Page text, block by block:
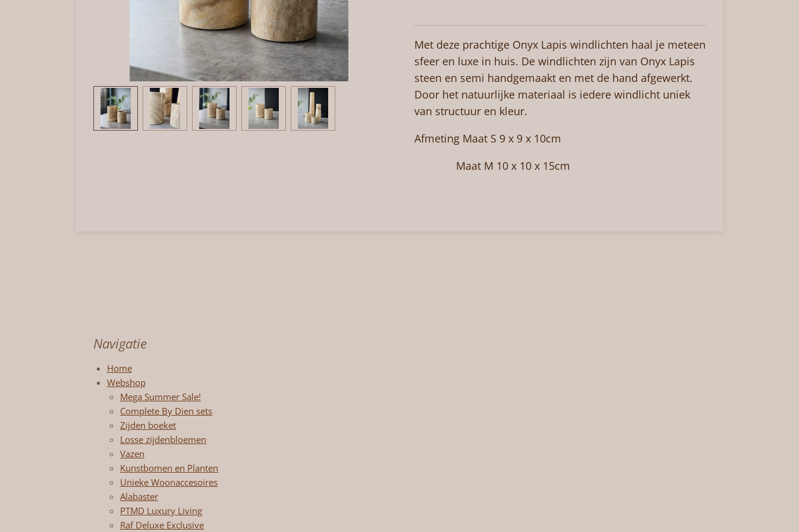
Met deze prachtige Onyx Lapis windlichten haal je meteen
sfeer en luxe in huis. De windlichten zijn van Onyx Lapis
steen en semi handgemaakt en met de hand afgewerkt.
Door het natuurlijke materiaal is iedere windlicht uniek
van structuur en kleur.
Afmeting Maat S 9 x 9 x 10cm
Maat M 10 x 10 x 15cm
Navigatie
Home
Webshop
Mega Summer Sale!
Complete By Dien sets
Zijden boeket
Losse zijdenbloemen
Vazen
Kunstbomen en Planten
Unieke Woonaccesoires
Alabaster
PTMD Luxury Living
Raf Deluxe Exclusive